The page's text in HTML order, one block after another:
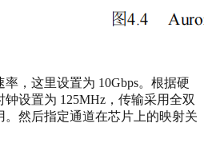
，这里设置为 10Gbps。根据硬
设置为 125MHz，传输采用全双
然后指定通道在芯片上的映射关